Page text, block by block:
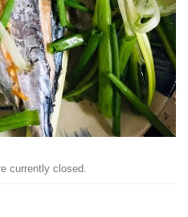
currently closed.